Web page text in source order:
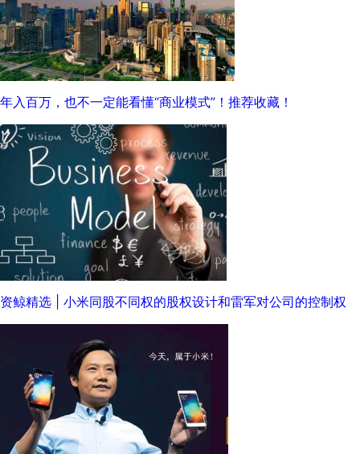
年入百万，也不一定能看懂“商业模式”！推荐收藏！
资鲸精选 | 小米同股不同权的股权设计和雷军对公司的控制权